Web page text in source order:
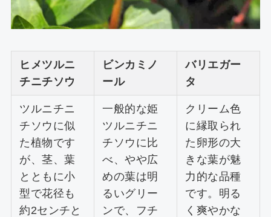
ヒメツルニ
チニチソウ
ビンカミノ
ール
バリエガー
タ
ツルニチニ
チソウに似
た植物です
が、茎、葉
とともに小
型で花径も
約2センチと
一般的な姫
ツルニチニ
チソウに比
べ、やや広
めの葉は明
るいグリー
ンで、フチ
クリーム色
に縁取られ
た卵形の大
きな葉が魅
力的な品種
です。明る
く爽やかな